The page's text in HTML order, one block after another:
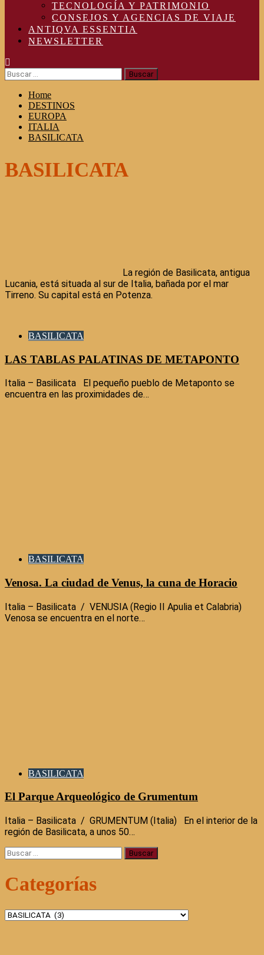
TECNOLOGÍA Y PATRIMONIO
CONSEJOS Y AGENCIAS DE VIAJE
ANTIQVA ESSENTIA
NEWSLETTER
Buscar:
Home
DESTINOS
EUROPA
ITALIA
BASILICATA
BASILICATA
La región de Basilicata, antigua
Lucania, está situada al sur de Italia, bañada por el mar
Tirreno. Su capital está en Potenza.
BASILICATA
LAS TABLAS PALATINAS DE METAPONTO
Italia – Basilicata El pequeño pueblo de Metaponto se
encuentra en las proximidades de…
BASILICATA
Venosa. La ciudad de Venus, la cuna de Horacio
Italia – Basilicata / VENUSIA (Regio II Apulia et Calabria)
Venosa se encuentra en el norte…
BASILICATA
El Parque Arqueológico de Grumentum
Italia – Basilicata / GRUMENTUM (Italia) En el interior de la
región de Basilicata, a unos 50…
Buscar:
Categorías
Categorías